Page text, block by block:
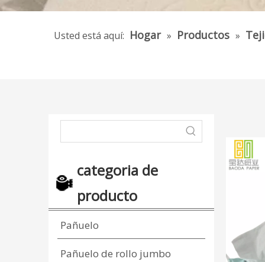
Usted está aquí: Hogar » Productos »
categoria de
producto
Pañuelo
Pañuelo de rollo jumbo